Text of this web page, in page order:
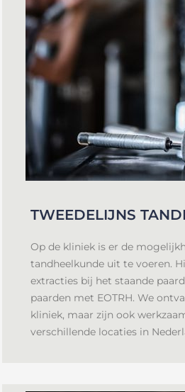
TWEEDELIJNS
Op de kliniek is er de
tandheelkunde uit te voeren.
extracties bij het staande
paarden met EOTRH. We
kliniek, maar zijn ook
verschillende locaties in